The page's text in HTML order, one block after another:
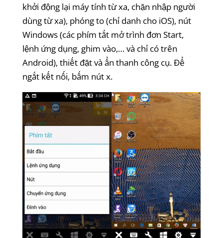
khởi động lại máy tính từ xa, chặn nhập người
dùng từ xa), phóng to (chỉ danh cho iOS), nút
Windows (các phím tắt mở trình đơn Start,
lệnh ứng dụng, ghim vào,… và chỉ có trên
Android), thiết đặt và ẩn thanh công cụ. Để
ngắt kết nối, bấm nút x.